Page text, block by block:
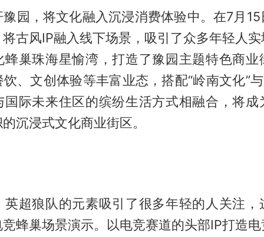
园，将文化融入沉浸消费体验中。在7月
古风IP融入线下场景，吸引了众多年轻人
蜂巢珠海星愉湾，打造了豫园主题特色商业
、文创体验等丰富业态，搭配“岭南文化”
国际未来住区的缤纷生活方式相融合，将成
沉浸式文化商业街区。
英超狼队的元素吸引了很多年轻的人关注，
蜂巢场景演示。以电竞赛道的头部IP打造